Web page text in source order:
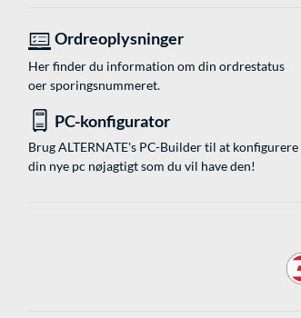
Ordreoplysninger
Her finder du information om din ordrestatus
oer sporingsnummeret.
PC-konfigurator
Brug ALTERNATE's PC-Builder til at konfigurere
din nye pc nøjagtigt som du vil have den!